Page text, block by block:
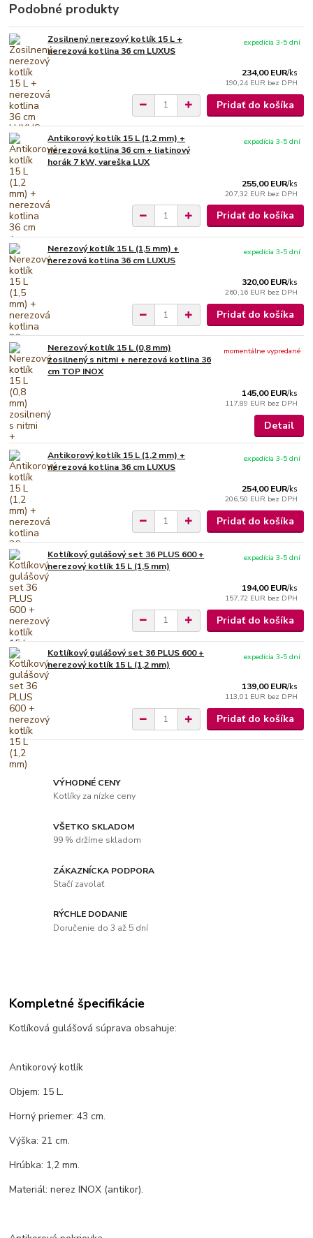
Podobné produkty
Zosilnený nerezový kotlík 15 L +
nerezová kotlina 36 cm LUXUS
234,00 EUR/ks
190,24 EUR bez DPH
expedícia 3-5 dní
Pridať do košíka
Antikorový kotlík 15 L (1,2 mm) +
nerezová kotlina 36 cm + liatinový
horák 7 kW, vareška LUX
255,00 EUR/ks
207,32 EUR bez DPH
expedícia 3-5 dní
Pridať do košíka
Nerezový kotlík 15 L (1,5 mm) +
nerezová kotlina 36 cm LUXUS
320,00 EUR/ks
260,16 EUR bez DPH
expedícia 3-5 dní
Pridať do košíka
Nerezový kotlík 15 L (0,8 mm)
zosilnený s nitmi + nerezová kotlina 36
cm TOP INOX
145,00 EUR/ks
117,89 EUR bez DPH
momentálne vypredané
Detail
Antikorový kotlík 15 L (1,2 mm) +
nerezová kotlina 36 cm LUXUS
254,00 EUR/ks
206,50 EUR bez DPH
expedícia 3-5 dní
Pridať do košíka
Kotlíkový gulášový set 36 PLUS 600 +
nerezový kotlík 15 L (1,5 mm)
194,00 EUR/ks
157,72 EUR bez DPH
expedícia 3-5 dní
Pridať do košíka
Kotlíkový gulášový set 36 PLUS 600 +
nerezový kotlík 15 L (1,2 mm)
139,00 EUR/ks
113,01 EUR bez DPH
expedícia 3-5 dní
Pridať do košíka
VÝHODNÉ CENY
Kotlíky za nízke ceny
VŠETKO SKLADOM
99 % držíme skladom
ZÁKAZNÍCKA PODPORA
Stačí zavolať
RÝCHLE DODANIE
Doručenie do 3 až 5 dní
Kompletné špecifikácie
Kotlíková gulášová súprava obsahuje:
Antikorový kotlík
Objem: 15 L.
Horný priemer: 43 cm.
Výška: 21 cm.
Hrúbka: 1,2 mm.
Materiál: nerez INOX (antikor).